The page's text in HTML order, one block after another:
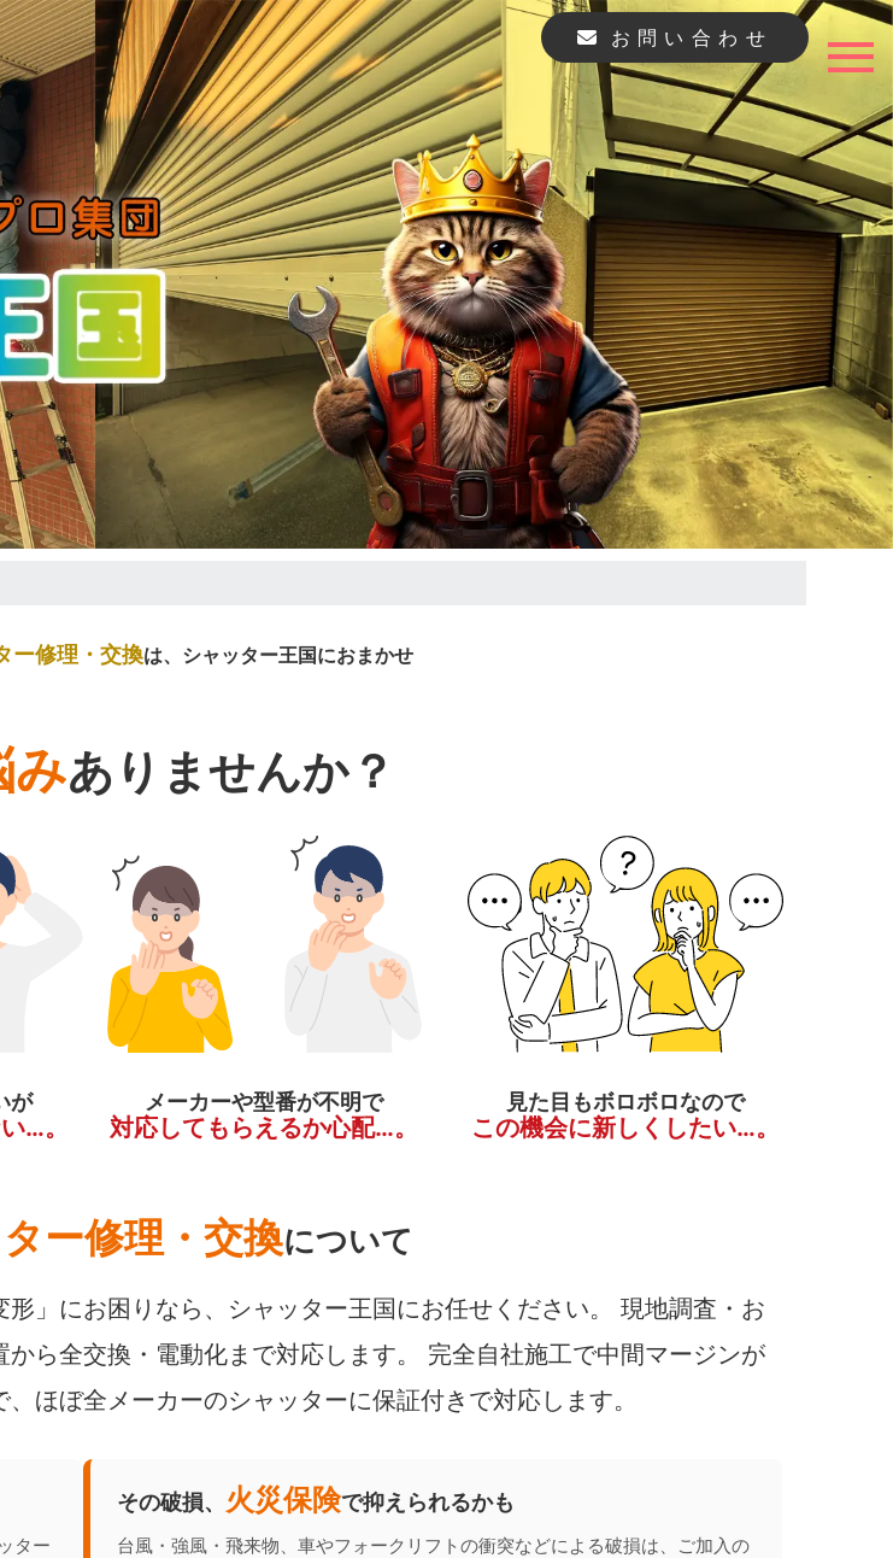
お問い合わせ
ー修理・交換は、シャッター王国におまかせ
みありませんか？
が
…。
メーカーや型番が不明で
対応してもらえるか心配…。
見た目もボロボロなので
この機会に新しくしたい…。
ー修理・交換について
」にお困りなら、シャッター王国にお任せください。 現地調査・お
ら全交換・電動化まで対応します。 完全自社施工で中間マージンが
ほぼ全メーカーのシャッターに保証付きで対応します。
ター
その破損、 火災保険で抑えられるかも
台風・強風・飛来物、車やフォークリフトの衝突などによる破損は、ご加入の